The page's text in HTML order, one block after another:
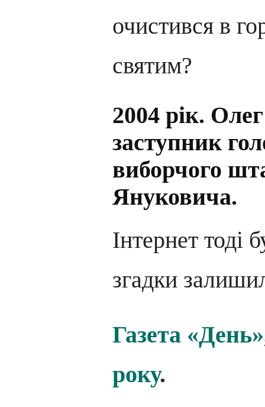
очистився в
святим?
2004 рік.
заступник
виборчого
Януковича.
Інтернет тоді
згадки
Газета
року.